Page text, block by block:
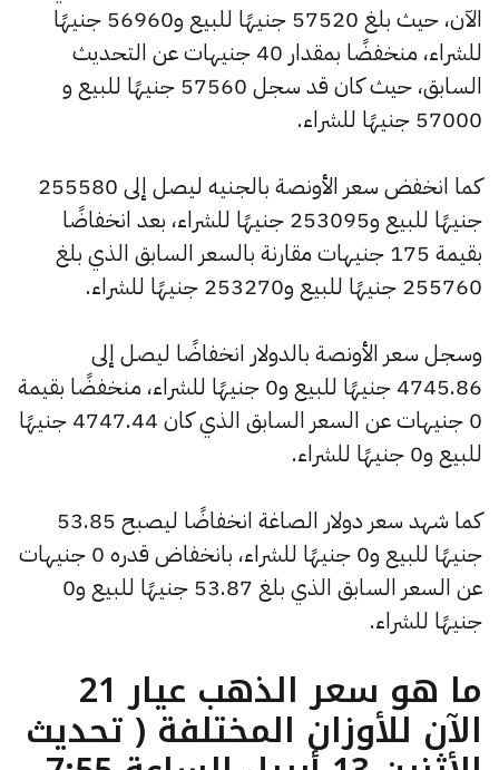
الآن، حيث بلغ 57520 جنيهًا للبيع و56960 جنيهًا
للشراء، منخفضًا بمقدار 40 جنيهات عن التحديث
السابق، حيث كان قد سجل 57560 جنيهًا للبيع و
57000 جنيهًا للشراء.
كما انخفض سعر الأونصة بالجنيه ليصل إلى 255580
جنيهًا للبيع و253095 جنيهًا للشراء، بعد انخفاضًا
بقيمة 175 جنيهات مقارنة بالسعر السابق الذي بلغ
255760 جنيهًا للبيع و253270 جنيهًا للشراء.
وسجل سعر الأونصة بالدولار انخفاضًا ليصل إلى
4745.86 جنيهًا للبيع و0 جنيهًا للشراء، منخفضًا بقيمة
0 جنيهات عن السعر السابق الذي كان 4747.44 جنيهًا
للبيع و0 جنيهًا للشراء.
كما شهد سعر دولار الصاغة انخفاضًا ليصبح 53.85
جنيهًا للبيع و0 جنيهًا للشراء، بانخفاض قدره 0 جنيهات
عن السعر السابق الذي بلغ 53.87 جنيهًا للبيع و0
جنيهًا للشراء.
ما هو سعر الذهب عيار 21
الآن للأوزان المختلفة ( تحديث